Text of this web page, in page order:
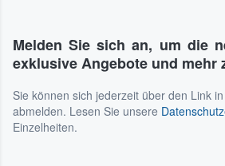
Melden Sie sich an, um die
exklusive Angebote und mehr
Sie können sich jederzeit über den Link
abmelden. Lesen Sie unsere
Einzelheiten.